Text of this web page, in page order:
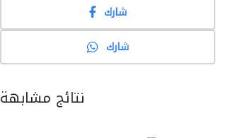
شارك
شارك
نتائج مشابهة